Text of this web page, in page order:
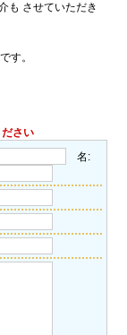
も させていただき
す。
さい
名: